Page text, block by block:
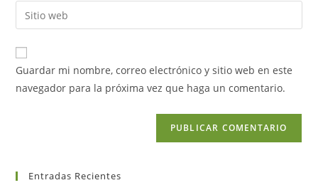
Guardar mi nombre, correo electrónico y sitio web en este
navegador para la próxima vez que haga un comentario.
Entradas Recientes